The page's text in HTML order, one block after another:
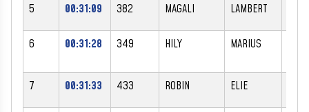
5 00:31:09 382 MAGALI LAMBERT
6 00:31:28 349 HILY MARIUS
7 00:31:33 433 ROBIN ELIE